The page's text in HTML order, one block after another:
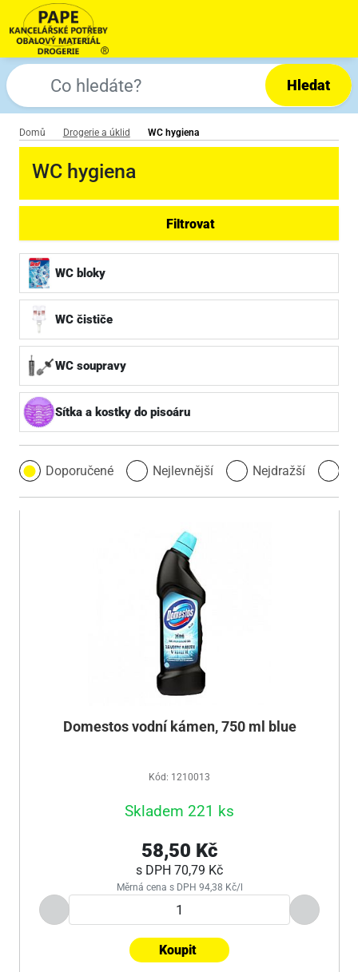
Hledat
Domů Drogerie a úklid WC hygiena
WC hygiena
Filtrovat
WC bloky
WC čističe
WC soupravy
Sítka a kostky do pisoáru
Doporučené Nejlevnější Nejdražší
Domestos vodní kámen, 750 ml blue
Kód: 1210013
Skladem 221 ks
58,50 Kč
s DPH 70,79 Kč
Měrná cena s DPH 94,38 Kč/l
Koupit